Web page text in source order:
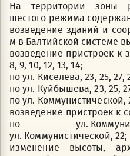
На территории зоны
шестого режима
возведение зданий и
м в Балтийской системе
возведение пристроек к
8, 9, 10, 12, 13, 14;
по ул. Киселева, 23, 25, 27,
по ул. Куйбышева, 23, 25,
по ул. Коммунистической,
возведение пристроек к
по ул.
ул. Коммунистической, 22;
изменение высоты,